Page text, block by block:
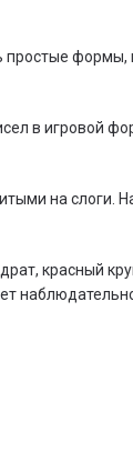
простые формы,
в игровой
на слоги.
красный